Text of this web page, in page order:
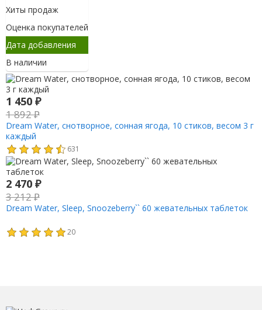
Хиты продаж
Оценка покупателей
Дата добавления
В наличии
1 450 ₽
1 892₽
Dream Water, снотворное, сонная ягода, 10 стиков, весом 3 г
каждый
631
2 470 ₽
3 212₽
Dream Water, Sleep, Snoozeberry`` 60 жевательных таблеток
20